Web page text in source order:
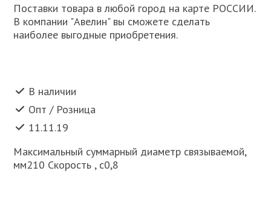
Поставки товара в любой город на карте РОССИИ.
В компании "Авелин" вы сможете сделать
наиболее выгодные приобретения.
В наличии
Опт / Розница
11.11.19
Максимальный суммарный диаметр связываемой,
мм210 Скорость , с0,8